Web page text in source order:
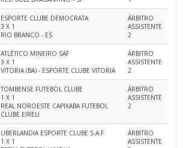
ESPORTE CLUBE DEMOCRATA
3 X 1
RIO BRANCO - ES
ÁRBITRO
ASSISTENTE
2
ATLÉTICO MINEIRO SAF
3 X 1
VITORIA (BA) - ESPORTE CLUBE VITORIA
ÁRBITRO
ASSISTENTE
2
TOMBENSE FUTEBOL CLUBE
1 X 1
REAL NOROESTE CAPIXABA FUTEBOL
CLUBE EIRELI
ÁRBITRO
ASSISTENTE
2
UBERLANDIA ESPORTE CLUBE S.A.F
1 X 1
ÁRBITRO
ASSISTENTE